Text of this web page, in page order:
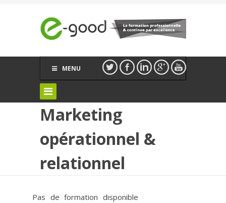
MENU
Marketing
opérationnel &
relationnel
Pas de formation disponible